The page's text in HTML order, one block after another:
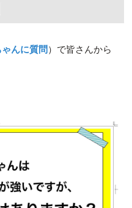
んに質問 ）で皆さんから